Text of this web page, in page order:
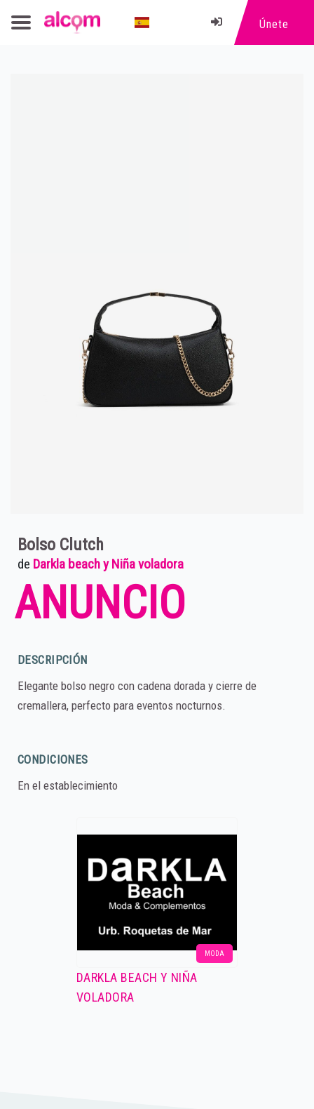
Únete
Bolso Clutch
de Darkla beach y Niña voladora
ANUNCIO
DESCRIPCIÓN
Elegante bolso negro con cadena dorada y cierre de
cremallera, perfecto para eventos nocturnos.
CONDICIONES
En el establecimiento
MODA
DARKLA BEACH Y NIÑA
VOLADORA